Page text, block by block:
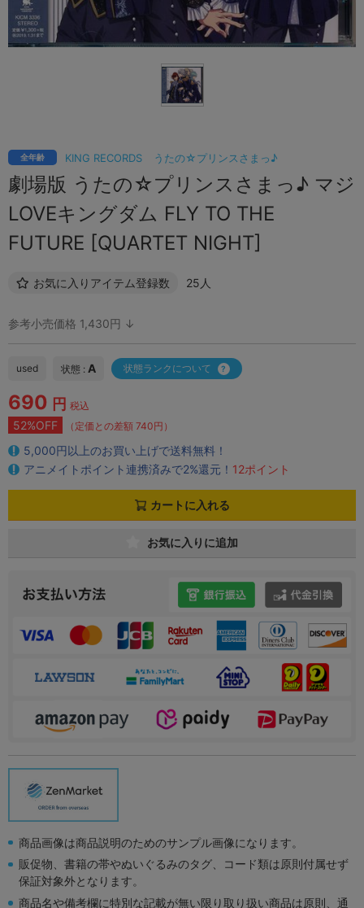
KING RECORDS うたの☆プリンスさまっ♪
全年齢
劇場版 うたの☆プリンスさまっ♪ マジ
LOVEキングダム FLY TO THE
FUTURE [QUARTET NIGHT]
お気に入りアイテム登録数 25人
参考小売価格 1,430円 ↓
used 状態 : A 状態ランクについて
690 円 税込
52%OFF （定価との差額 740円）
5,000円以上のお買い上げで送料無料！
アニメイトポイント連携済みで2%還元！ 12ポイント
カートに入れる
お気に入りに追加
商品画像は商品説明のためのサンプル画像になります。
販促物、書籍の帯やぬいぐるみのタグ、コード類は原則付属せず
保証対象外となります。
商品名や備考欄に特別な記載が無い限り取り扱い商品は原則、通